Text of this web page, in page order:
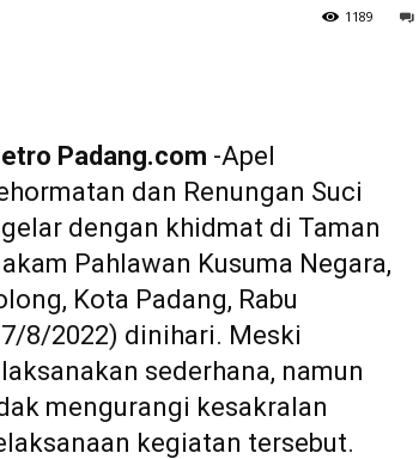
1189
Padang.com -Apel
dan Renungan Suci
dengan khidmat di Taman
Pahlawan Kusuma Negara,
Kota Padang, Rabu
8/2022) dinihari. Meski
sederhana, namun
mengurangi kesakralan
kegiatan tersebut.